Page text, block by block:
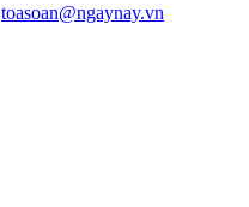
toasoan@ngaynay.vn